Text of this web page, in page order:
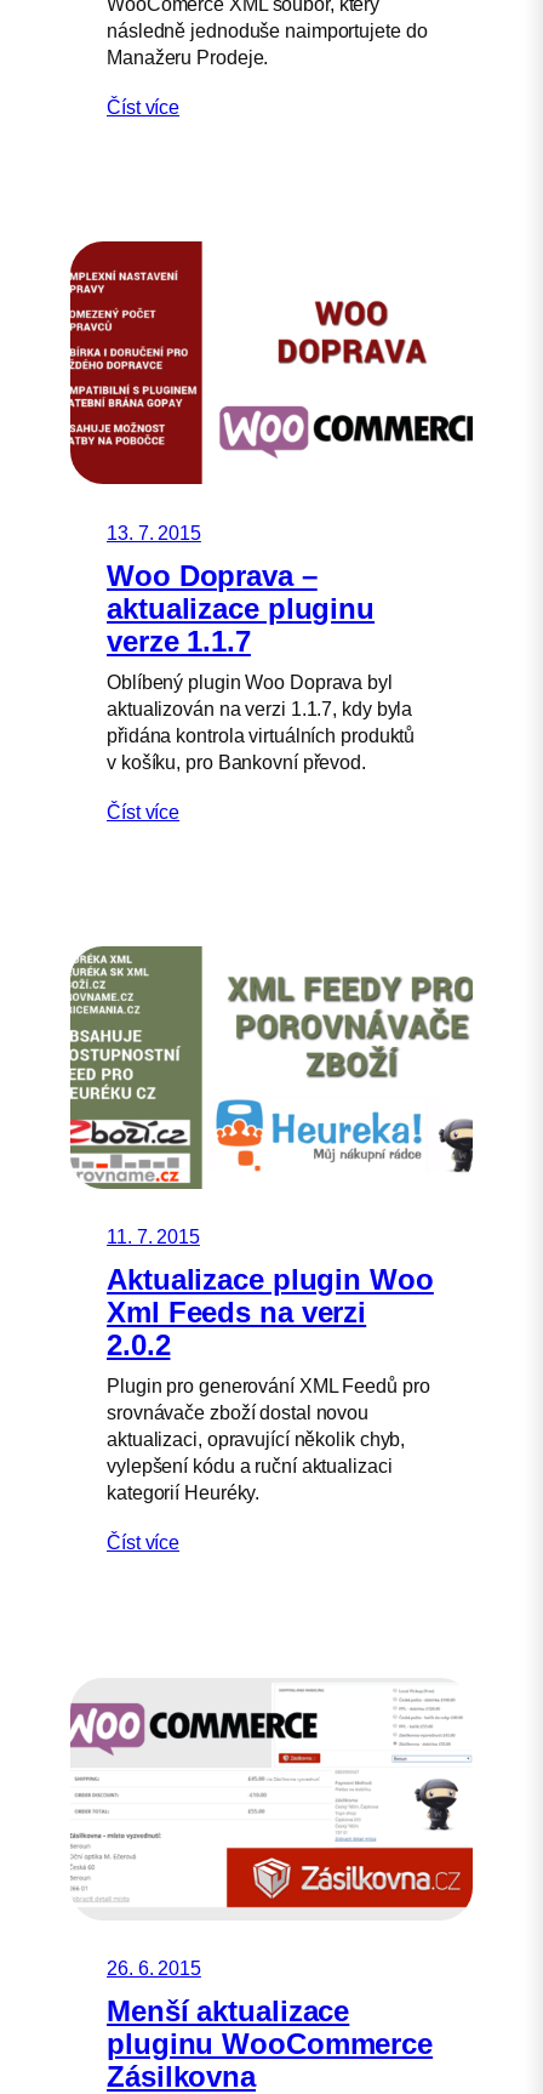
následně jednoduše naimportujete do
Manažeru Prodeje.
Číst více
13. 7. 2015
Woo Doprava –
aktualizace pluginu
verze 1.1.7
Oblíbený plugin Woo Doprava byl
aktualizován na verzi 1.1.7, kdy byla
přidána kontrola virtuálních produktů
v košíku, pro Bankovní převod.
Číst více
11. 7. 2015
Aktualizace plugin Woo
Xml Feeds na verzi
2.0.2
Plugin pro generování XML Feedů pro
srovnávače zboží dostal novou
aktualizaci, opravující několik chyb,
vylepšení kódu a ruční aktualizaci
kategorií Heuréky.
Číst více
26. 6. 2015
Menší aktualizace
pluginu WooCommerce
Zásilkovna